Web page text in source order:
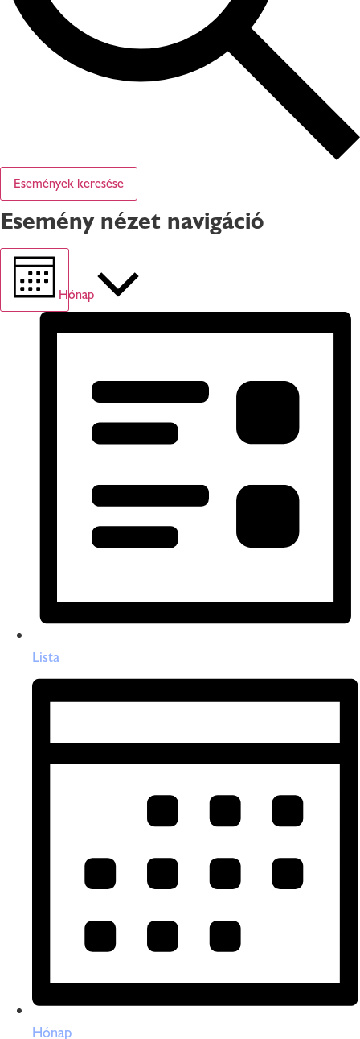
Események keresése
Esemény nézet navigáció
Hónap
Lista
Hónap